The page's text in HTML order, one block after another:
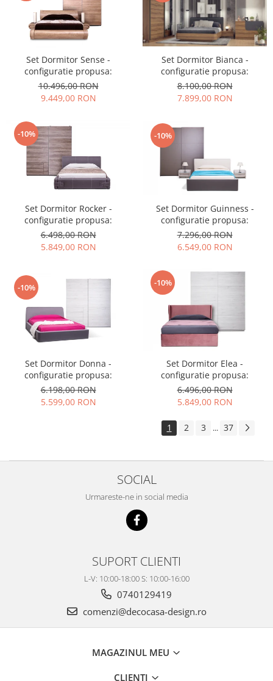
Set Dormitor Sense -
configuratie propusa:
10.496,00 RON
9.449,00 RON
Set Dormitor Bianca -
configuratie propusa:
8.100,00 RON
7.899,00 RON
-10%
Set Dormitor Rocker -
configuratie propusa:
6.498,00 RON
5.849,00 RON
-10%
Set Dormitor Guinness -
configuratie propusa:
7.296,00 RON
6.549,00 RON
-10%
Set Dormitor Donna -
configuratie propusa:
6.198,00 RON
5.599,00 RON
-10%
Set Dormitor Elea -
configuratie propusa:
6.496,00 RON
5.849,00 RON
1 2 3 ... 37
SOCIAL
Urmareste-ne in social media
SUPORT CLIENTI
L-V: 10:00-18:00 S: 10:00-16:00
0740129419
comenzi@decocasa-design.ro
MAGAZINUL MEU
CLIENTI